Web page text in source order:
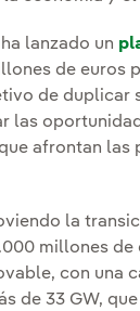
lanzado un
de euros
de duplicar
las
afrontan las
la
millones de
con una
de 33 GW,